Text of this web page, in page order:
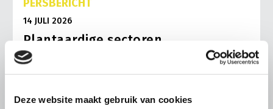
Deze website maakt gebruik van cookies
PERSBERICHT
14 JULI 2026
Plantaardige sectoren
ondertekenen hoofdlijnen
Convenant Gewasbescherming
LTO Nederland en NAJK het Hoofdlijnenconvenant